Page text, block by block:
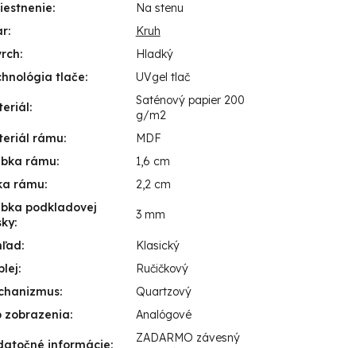
:
Na stenu
:
Kruh
:
Hladký
tlače: UVgel tlač
:
Saténový papier 200
g/m2
rámu:
MDF
rámu:
1,6 cm
rámu:
2,2 cm
podkladovej
:
3 mm
:
Klasický
:
Ručičkový
:
Quartzový
zobrazenia: Analógové
informácie:
ZADARMO závesný